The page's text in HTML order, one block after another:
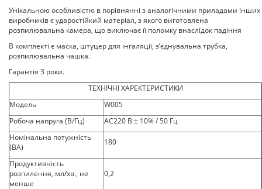
Унікальною особливістю в порівнянні з аналогічними приладами інших
виробників є ударостійкий матеріал, з якого виготовлена
розпилювальна камера, що виключає її поломку внаслідок падіння
В комплекті є маска, штуцер для інгаляції, з’єднувальна трубка,
розпилювальна чашка.
Гарантія 3 роки.
ТЕХНІЧНІ ХАРЕКТЕРИСТИКИ
Модель
W005
Робоча напруга (В/Гц)
АС220 В ± 10% / 50 Гц
Номінальна потужність
(ВА)
180
Продуктивність
розпилення, мл/хв., не
менше
0,2